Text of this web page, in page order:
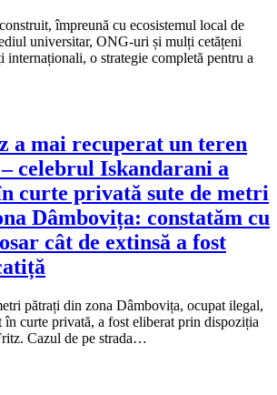
împreună cu ecosistemul local de
universitar, ONG-uri și mulți cetățeni
internaționali, o strategie completă pentru a
a mai recuperat un teren
celebrul Iskandarani a
curte privată sute de metri
Dâmbovița: constatăm cu
cât de extinsă a fost
pătrați din zona Dâmbovița, ocupat ilegal,
în curte privată, a fost eliberat prin dispoziția
Cazul de pe strada…